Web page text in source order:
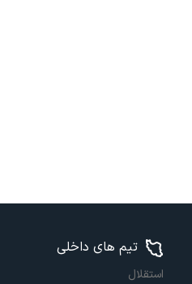
تیم های داخلی
استقلال